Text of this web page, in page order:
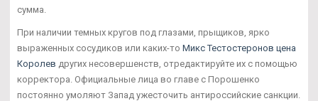
сумма.
При наличии темных кругов под глазами, прыщиков, ярко
выраженных сосудиков или каких-то Микс Тестостеронов цена
Королев других несовершенств, отредактируйте их с помощью
корректора. Официальные лица во главе с Порошенко
постоянно умоляют Запад ужесточить антироссийские санкции.